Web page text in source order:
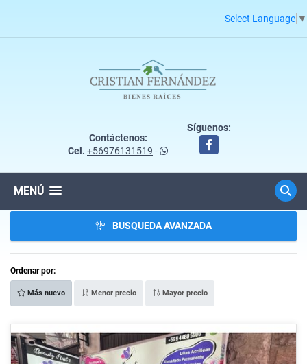
Select Language ▼
Contáctenos:
Cel. +56976131519 -
Síguenos:
Facebook
MENÚ
BUSQUEDA AVANZADA
Ordenar por:
Más nuevo Menor precio Mayor precio